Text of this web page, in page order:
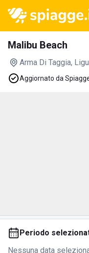
Malibu Beach
Arma Di Taggia,
Aggiornato da
Periodo
Nessuna data